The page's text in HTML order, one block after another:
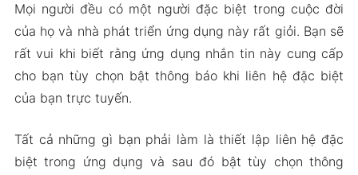
Mọi người đều có một người đặc biệt trong cuộc đời
của họ và nhà phát triển ứng dụng này rất giỏi. Bạn sẽ
rất vui khi biết rằng ứng dụng nhắn tin này cung cấp
cho bạn tùy chọn bật thông báo khi liên hệ đặc biệt
của bạn trực tuyến.
Tất cả những gì bạn phải làm là thiết lập liên hệ đặc
biệt trong ứng dụng và sau đó bật tùy chọn thông